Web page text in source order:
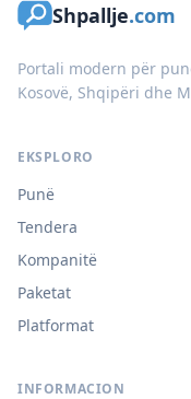
Shpallje.com
Portali modern për
Kosovë, Shqipëri dhe
EKSPLORO
Punë
Tendera
Kompanitë
Paketat
Platformat
INFORMACION